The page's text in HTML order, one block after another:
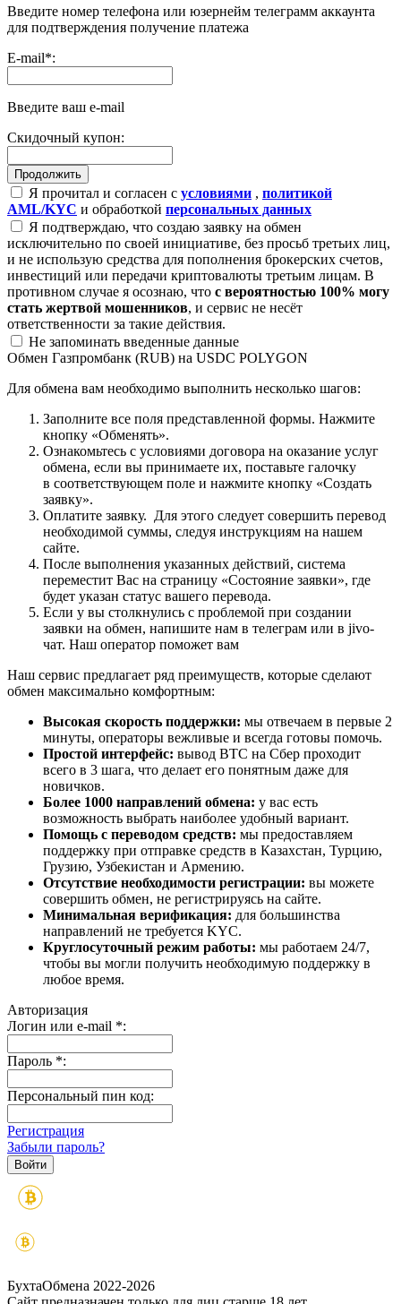
Введите номер телефона или юзернейм телеграмм аккаунта
для подтверждения получение платежа
E-mail*:
Введите ваш e-mail
Скидочный купон:
Я прочитал и согласен с условиями , политикой
AML/KYC и обработкой персональных данных
Я подтверждаю, что создаю заявку на обмен
исключительно по своей инициативе, без просьб третьих лиц,
и не использую средства для пополнения брокерских счетов,
инвестиций или передачи криптовалюты третьим лицам. В
противном случае я осознаю, что с вероятностью 100% могу
стать жертвой мошенников, и сервис не несёт
ответственности за такие действия.
Не запоминать введенные данные
Обмен Газпромбанк (RUB) на USDC POLYGON
Для обмена вам необходимо выполнить несколько шагов:
Заполните все поля представленной формы. Нажмите
кнопку «Обменять».
Ознакомьтесь с условиями договора на оказание услуг
обмена, если вы принимаете их, поставьте галочку
в соответствующем поле и нажмите кнопку «Создать
заявку».
Оплатите заявку. Для этого следует совершить перевод
необходимой суммы, следуя инструкциям на нашем
сайте.
После выполнения указанных действий, система
переместит Вас на страницу «Состояние заявки», где
будет указан статус вашего перевода.
Если у вы столкнулись с проблемой при создании
заявки на обмен, напишите нам в телеграм или в jivo-
чат. Наш оператор поможет вам
Наш сервис предлагает ряд преимуществ, которые сделают
обмен максимально комфортным:
Высокая скорость поддержки: мы отвечаем в первые 2
минуты, операторы вежливые и всегда готовы помочь.
Простой интерфейс: вывод BTC на Сбер проходит
всего в 3 шага, что делает его понятным даже для
новичков.
Более 1000 направлений обмена: у вас есть
возможность выбрать наиболее удобный вариант.
Помощь с переводом средств: мы предоставляем
поддержку при отправке средств в Казахстан, Турцию,
Грузию, Узбекистан и Армению.
Отсутствие необходимости регистрации: вы можете
совершить обмен, не регистрируясь на сайте.
Минимальная верификация: для большинства
направлений не требуется KYC.
Круглосуточный режим работы: мы работаем 24/7,
чтобы вы могли получить необходимую поддержку в
любое время.
Авторизация
Логин или e-mail *:
Пароль *:
Персональный пин код:
Регистрация
Забыли пароль?
БухтаОбмена 2022-2026